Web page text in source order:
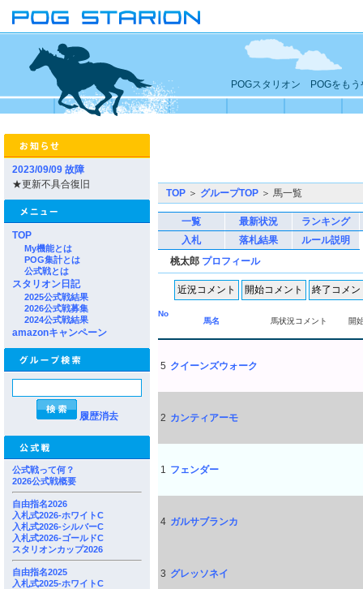
POGスタリオン POGをもう
2023/09/09 故障
★更新不具合復旧
TOP
My機能とは
POG集計とは
公式戦とは
スタリオン日記
2025公式戦結果
2026公式戦募集
2024公式戦結果
amazonキャンペーン
履歴消去
公式戦って何？
2026公式戦概要
自由指名2026
入札式2026-ホワイトC
入札式2026-シルバーC
入札式2026-ゴールドC
スタリオンカップ2026
自由指名2025
入札式2025-ホワイトC
TOP ＞ グループTOP ＞ 馬一覧
一覧 最新状況
ランキング
入札
落札結果
ルール説明
桃太郎 プロフィール
No
馬名
馬状況コメント 開
5 クイーンズウォーク
2 カンティアーモ
1 フェンダー
4 ガルサブランカ
3 グレッソネイ